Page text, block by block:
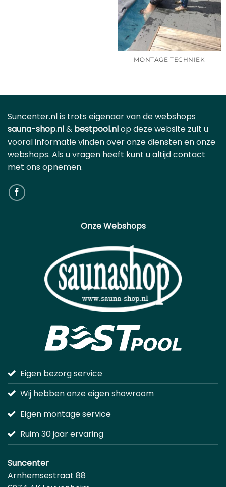
MONTAGE TECHNIEK
Suncenter.nl is trots eigenaar van de webshops
sauna-shop.nl& bestpool.nlop deze website zult u
vooral informatie vinden over onze diensten en onze
webshops. Als u vragen heeft kunt u altijd contact
met ons opnemen.
Onze Webshops
Eigen bezorg service
Wij hebben onze eigen showroom
Eigen montage service
Ruim 30 jaar ervaring
Suncenter
Arnhemsestraat 88